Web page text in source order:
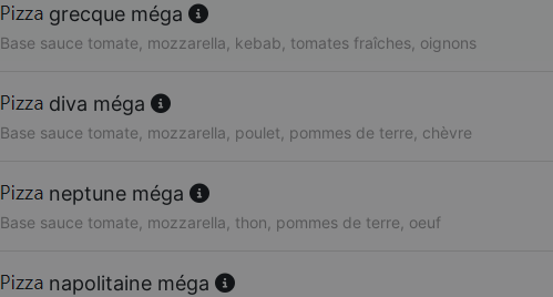
grecque méga
Base sauce tomate, mozzarella, kebab, tomates fraîches, oignons
diva méga
Base sauce tomate, mozzarella, poulet, pommes de terre, chèvre
neptune méga
Base sauce tomate, mozzarella, thon, pommes de terre, oeuf
napolitaine méga